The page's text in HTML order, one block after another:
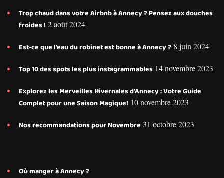
Trop chaud dans votre Airbnb à Annecy ? Pensez aux douches
froides ! 2 août 2024
Est-ce que l’eau du robinet est bonne à Annecy ? 8 juin 2024
Top 10 des spots les plus instagrammables 14 novembre 2023
Explorez les Merveilles Hivernales d’Annecy : Votre Guide
Complet pour une Saison Magique! 10 novembre 2023
Nos recommandations pour Novembre 31 octobre 2023
Où manger à Annecy ?